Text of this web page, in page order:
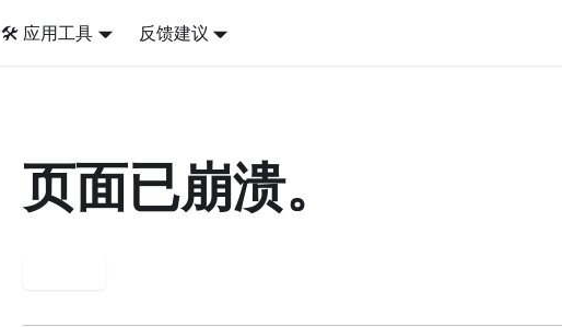
🛠️ 应用工具 反馈建议
页面已崩溃。